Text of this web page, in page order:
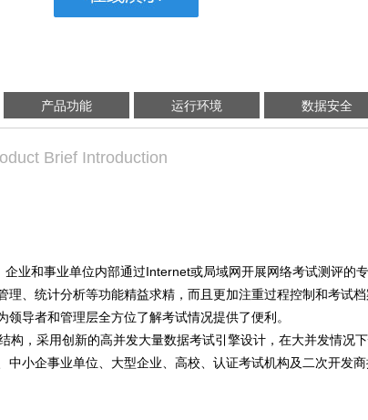
产品功能 运行环境 数据安全
Brief Introduction
业和事业单位内部通过Internet或局域网开展网络考试测评的
理、统计分析等功能精益求精，而且更加注重过程控制和考试
导者和管理层全方位了解考试情况提供了便利。
，采用创新的高并发大量数据考试引擎设计，在大并发情况
中小企事业单位、大型企业、高校、认证考试机构及二次开发